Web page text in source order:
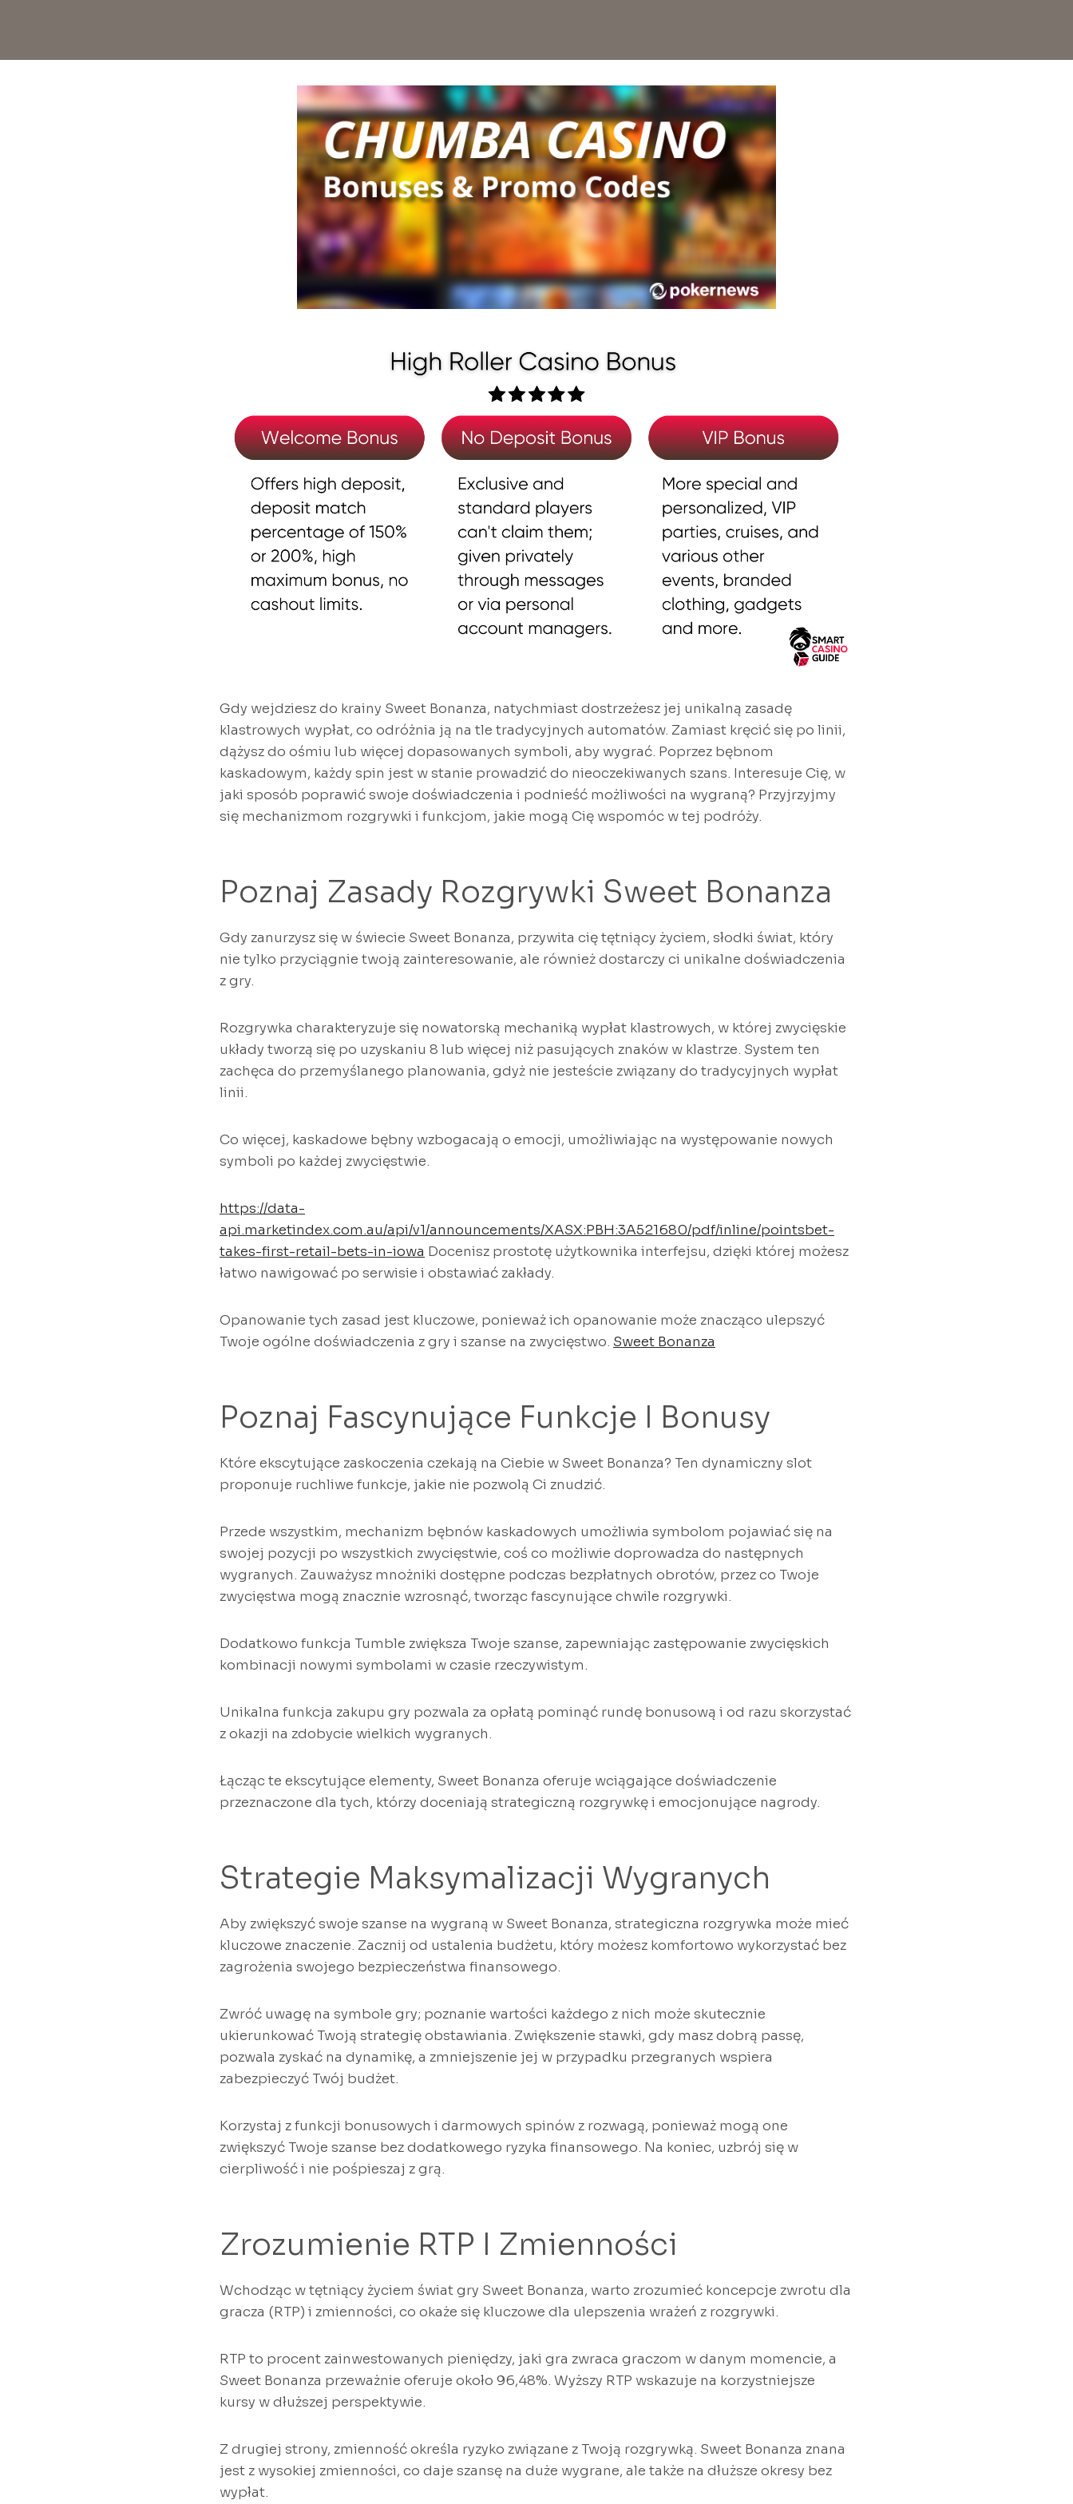
Gdy wejdziesz do krainy Sweet Bonanza, natychmiast dostrzeżesz jej unikalną zasadę
klastrowych wypłat, co odróżnia ją na tle tradycyjnych automatów. Zamiast kręcić się po linii,
dążysz do ośmiu lub więcej dopasowanych symboli, aby wygrać. Poprzez bębnom
kaskadowym, każdy spin jest w stanie prowadzić do nieoczekiwanych szans. Interesuje Cię, w
jaki sposób poprawić swoje doświadczenia i podnieść możliwości na wygraną? Przyjrzyjmy
się mechanizmom rozgrywki i funkcjom, jakie mogą Cię wspomóc w tej podróży.
Poznaj Zasady Rozgrywki Sweet Bonanza
Gdy zanurzysz się w świecie Sweet Bonanza, przywita cię tętniący życiem, słodki świat, który
nie tylko przyciągnie twoją zainteresowanie, ale również dostarczy ci unikalne doświadczenia
z gry.
Rozgrywka charakteryzuje się nowatorską mechaniką wypłat klastrowych, w której zwycięskie
układy tworzą się po uzyskaniu 8 lub więcej niż pasujących znaków w klastrze. System ten
zachęca do przemyślanego planowania, gdyż nie jesteście związany do tradycyjnych wypłat
linii.
Co więcej, kaskadowe bębny wzbogacają o emocji, umożliwiając na występowanie nowych
symboli po każdej zwycięstwie.
https://data-
api.marketindex.com.au/api/v1/announcements/XASX:PBH:3A521680/pdf/inline/pointsbet-
takes-first-retail-bets-in-iowa Docenisz prostotę użytkownika interfejsu, dzięki której możesz
łatwo nawigować po serwisie i obstawiać zakłady.
Opanowanie tych zasad jest kluczowe, ponieważ ich opanowanie może znacząco ulepszyć
Twoje ogólne doświadczenia z gry i szanse na zwycięstwo. Sweet Bonanza
Poznaj Fascynujące Funkcje I Bonusy
Które ekscytujące zaskoczenia czekają na Ciebie w Sweet Bonanza? Ten dynamiczny slot
proponuje ruchliwe funkcje, jakie nie pozwolą Ci znudzić.
Przede wszystkim, mechanizm bębnów kaskadowych umożliwia symbolom pojawiać się na
swojej pozycji po wszystkich zwycięstwie, coś co możliwie doprowadza do następnych
wygranych. Zauważysz mnożniki dostępne podczas bezpłatnych obrotów, przez co Twoje
zwycięstwa mogą znacznie wzrosnąć, tworząc fascynujące chwile rozgrywki.
Dodatkowo funkcja Tumble zwiększa Twoje szanse, zapewniając zastępowanie zwycięskich
kombinacji nowymi symbolami w czasie rzeczywistym.
Unikalna funkcja zakupu gry pozwala za opłatą pominąć rundę bonusową i od razu skorzystać
z okazji na zdobycie wielkich wygranych.
Łącząc te ekscytujące elementy, Sweet Bonanza oferuje wciągające doświadczenie
przeznaczone dla tych, którzy doceniają strategiczną rozgrywkę i emocjonujące nagrody.
Strategie Maksymalizacji Wygranych
Aby zwiększyć swoje szanse na wygraną w Sweet Bonanza, strategiczna rozgrywka może mieć
kluczowe znaczenie. Zacznij od ustalenia budżetu, który możesz komfortowo wykorzystać bez
zagrożenia swojego bezpieczeństwa finansowego.
Zwróć uwagę na symbole gry; poznanie wartości każdego z nich może skutecznie
ukierunkować Twoją strategię obstawiania. Zwiększenie stawki, gdy masz dobrą passę,
pozwala zyskać na dynamikę, a zmniejszenie jej w przypadku przegranych wspiera
zabezpieczyć Twój budżet.
Korzystaj z funkcji bonusowych i darmowych spinów z rozwagą, ponieważ mogą one
zwiększyć Twoje szanse bez dodatkowego ryzyka finansowego. Na koniec, uzbrój się w
cierpliwość i nie pośpieszaj z grą.
Zrozumienie RTP I Zmienności
Wchodząc w tętniący życiem świat gry Sweet Bonanza, warto zrozumieć koncepcje zwrotu dla
gracza (RTP) i zmienności, co okaże się kluczowe dla ulepszenia wrażeń z rozgrywki.
RTP to procent zainwestowanych pieniędzy, jaki gra zwraca graczom w danym momencie, a
Sweet Bonanza przeważnie oferuje około 96,48%. Wyższy RTP wskazuje na korzystniejsze
kursy w dłuższej perspektywie.
Z drugiej strony, zmienność określa ryzyko związane z Twoją rozgrywką. Sweet Bonanza znana
jest z wysokiej zmienności, co daje szansę na duże wygrane, ale także na dłuższe okresy bez
wypłat.